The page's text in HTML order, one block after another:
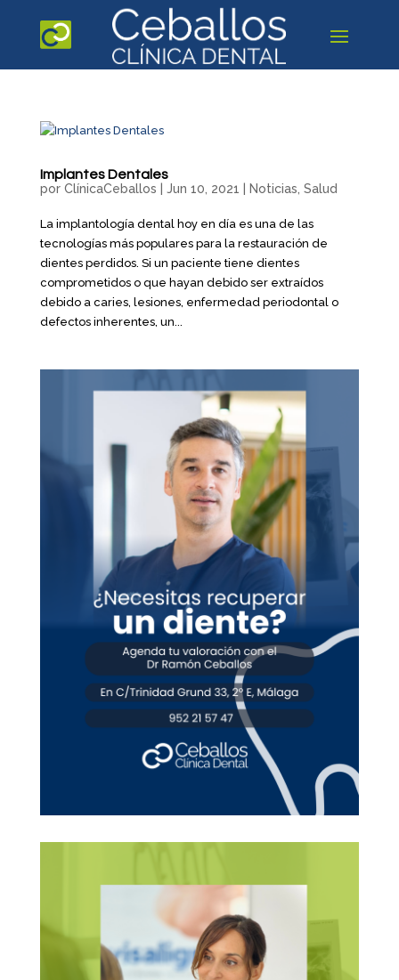
Implantes Dentales
por ClínicaCeballos Jun 10, 2021 Noticias Salud
La implantología dental hoy en día es una de las
tecnologías más populares para la restauración de
dientes perdidos. Si un paciente tiene dientes
comprometidos o que hayan debido ser extraídos
debido a caries, lesiones, enfermedad periodontal o
defectos inherentes, un...